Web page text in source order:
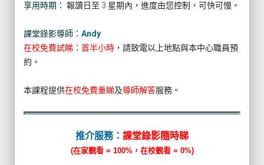
享用時期： 報讀日至 3 星期內，進度由您控制，可快可慢。
課堂錄影導師： Andy
在校免費試睇：首半小時 ，請致電以上地點與本中心職員預
約。
本課程提供在校免費重睇及導師解答服務。
推介服務： 課堂錄影隨時睇
(在家觀看 = 100%，在校觀看 = 0%)